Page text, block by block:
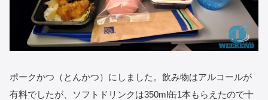
ポークかつ（とんかつ）にしました。飲み物はアルコールが
有料でしたが、ソフトドリンクは350ml缶1本もらえたので十